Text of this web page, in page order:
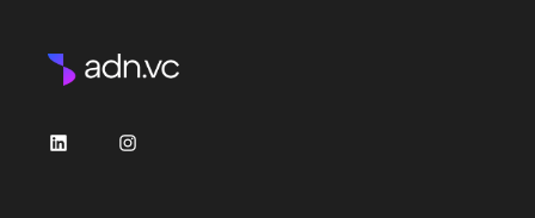
LinkedInInstagram